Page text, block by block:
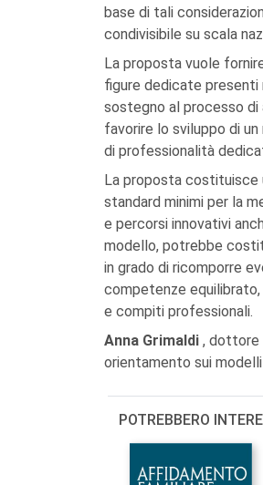
base di tali
condivisibile su scala
La proposta vuole
figure dedicate presenti
sostegno al processo
favorire lo sviluppo di
di professionalità
La proposta costituisce
standard minimi per la
e percorsi innovativi
modello, potrebbe
in grado di ricomporre
competenze
e compiti professionali.
Anna Grimaldi , dottore
orientamento sui
POTREBBERO